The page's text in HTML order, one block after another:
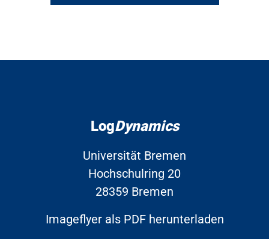
LogDynamics
Universität Bremen
Hochschulring 20
28359 Bremen
Imageflyer als PDF herunterladen